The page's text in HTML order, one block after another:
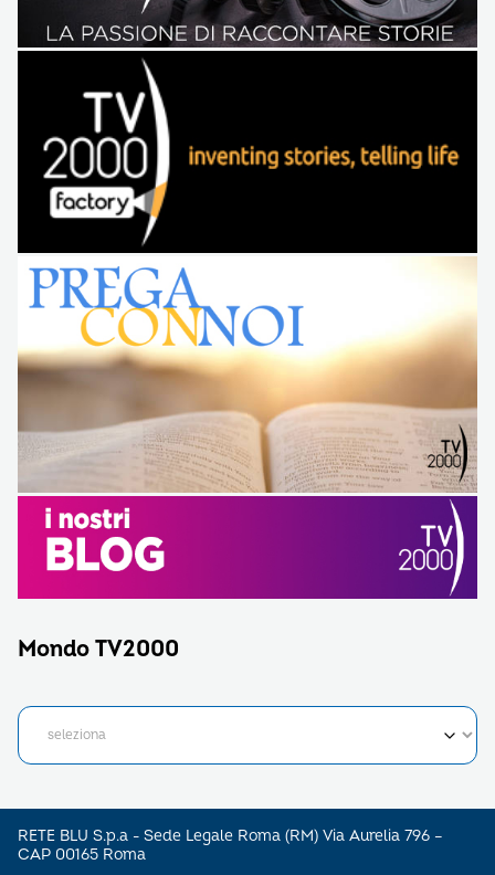
Mondo TV2000
RETE BLU S.p.a - Sede Legale Roma (RM) Via Aurelia 796 –
CAP 00165 Roma